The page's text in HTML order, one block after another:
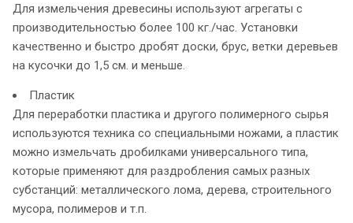
Для измельчения древесины используют агрегаты с
производительностью более 100 кг./час. Установки
качественно и быстро дробят доски, брус, ветки деревьев
на кусочки до 1,5 см. и меньше.
Пластик
Для переработки пластика и другого полимерного сырья
используются техника со специальными ножами, а пластик
можно измельчать дробилками универсального типа,
которые применяют для раздробления самых разных
субстанций: металлического лома, дерева, строительного
мусора, полимеров и т.п.